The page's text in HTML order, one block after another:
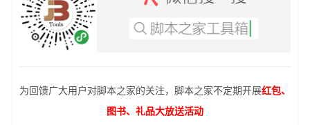
为回馈广大用户对脚本之家的关注，脚本之家不定期开展红包、
图书、礼品大放送活动